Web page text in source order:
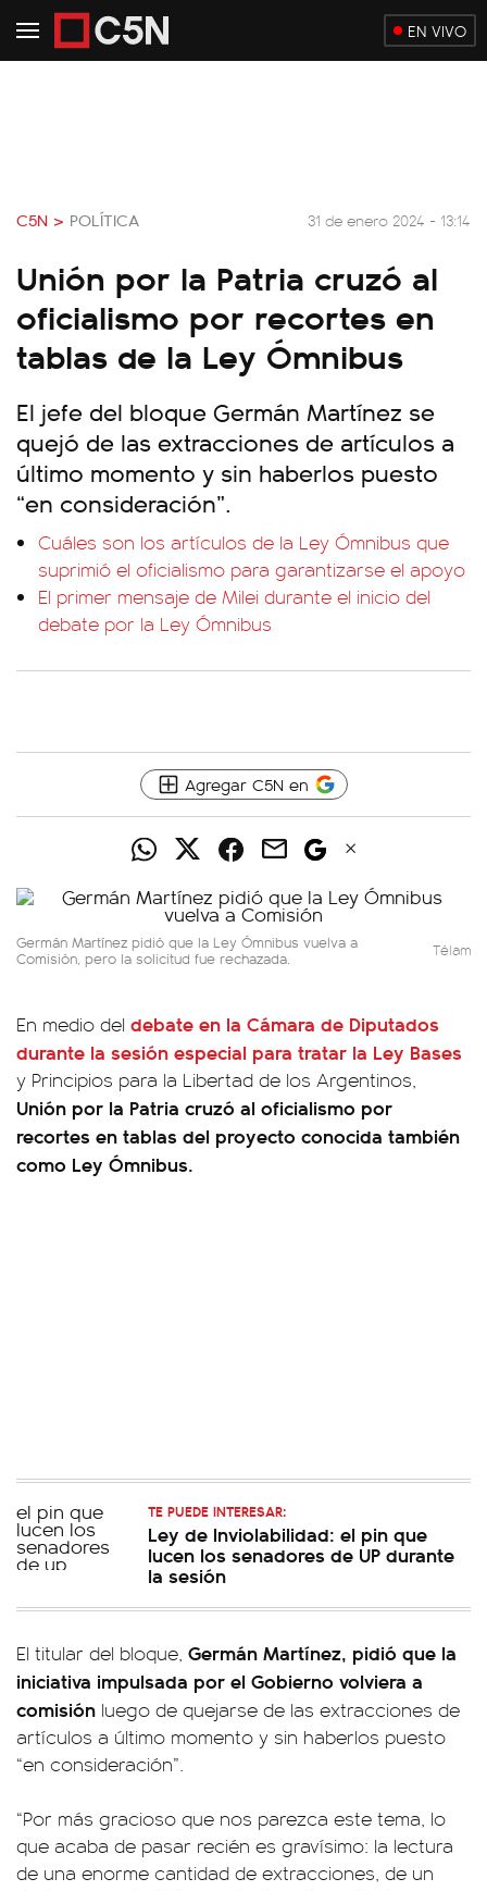
EN VIVO
C5N > POLÍTICA 31 de enero 2024 - 13:14
Unión por la Patria cruzó al
oficialismo por recortes en
tablas de la Ley Ómnibus
El jefe del bloque Germán Martínez se
quejó de las extracciones de artículos a
último momento y sin haberlos puesto
“en consideración”.
Cuáles son los artículos de la Ley Ómnibus que
suprimió el oficialismo para garantizarse el apoyo
El primer mensaje de Milei durante el inicio del
debate por la Ley Ómnibus
Agregar C5N en
Germán Martínez pidió que la Ley Ómnibus vuelva a
Comisión, pero la solicitud fue rechazada. Télam
En medio del debate en la Cámara de Diputados
durante la sesión especial para tratar la Ley Bases
y Principios para la Libertad de los Argentinos,
Unión por la Patria cruzó al oficialismo por
recortes en tablas del proyecto conocida también
como Ley Ómnibus.
TE PUEDE INTERESAR:
Ley de Inviolabilidad: el pin que
lucen los senadores de UP durante
la sesión
El titular del bloque, Germán Martínez, pidió que la
iniciativa impulsada por el Gobierno volviera a
comisión luego de quejarse de las extracciones de
artículos a último momento y sin haberlos puesto
“en consideración”.
“Por más gracioso que nos parezca este tema, lo
que acaba de pasar recién es gravísimo: la lectura
de una enorme cantidad de extracciones, de un